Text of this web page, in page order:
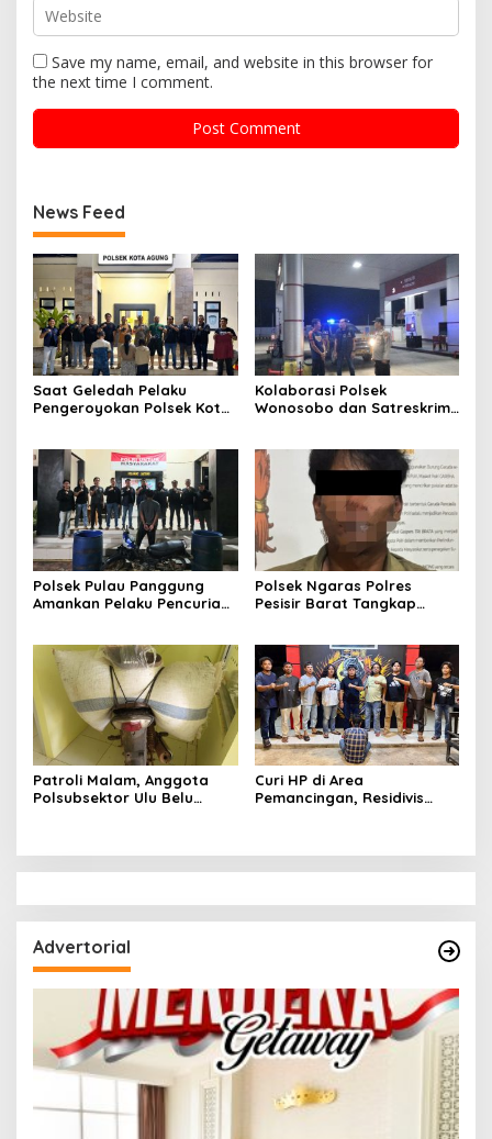
Save my name, email, and website in this browser for
the next time I comment.
News Feed
Saat Geledah Pelaku
Pengeroyokan Polsek Kota
Amankan Satu Pria Dua
Wanita Terungkap Dugaan
Pengguna Narkoba
Kolaborasi Polsek
Wonosobo dan Satreskrim
Dugaan Pengecoran BBM
Subsidi di SPBU Lakaran
Polsek Pulau Panggung
Amankan Pelaku Pencurian
Polsek Ngaras Polres
Pesisir Barat Tangkap
Patroli Malam, Anggota
Polsubsektor Ulu Belu
Kabur
Curi HP di Area
Pemancingan, Residivis
Advertorial